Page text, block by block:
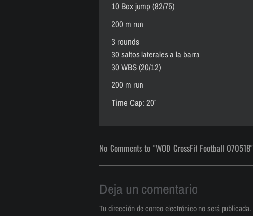
10 Box jump (82/75)
200 m run
3 rounds
30 saltos laterales a la barra
30 WBS (20/12)
200 m run
Time Cap: 20’
No Comments to "WOD CrossFit Football 070518"
Deja un comentario
Tu dirección de correo electrónico no será publicada.